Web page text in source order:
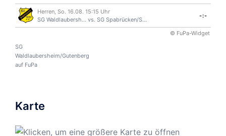
Herren, So. 16.08. 15:15 Uhr
SG Waldlaubersh... vs. SG Spabrücken/S...
-:-
© FuPa-Widget
SG
Waldlaubersheim/Gutenberg
auf FuPa
Karte